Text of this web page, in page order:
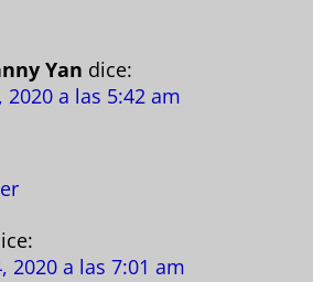
Yan dice:
2020 a las 5:42 am
2020 a las 7:01 am